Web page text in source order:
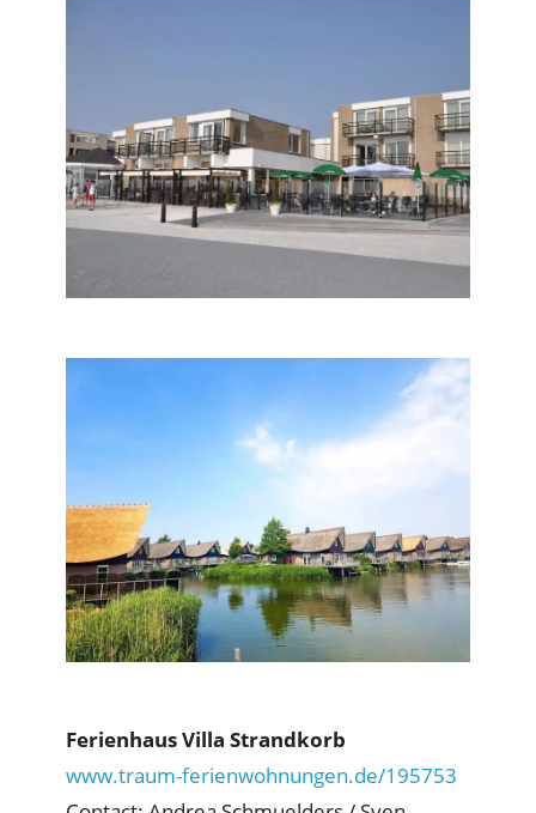
Ferienhaus Villa Strandkorb
www.traum-ferienwohnungen.de/195753